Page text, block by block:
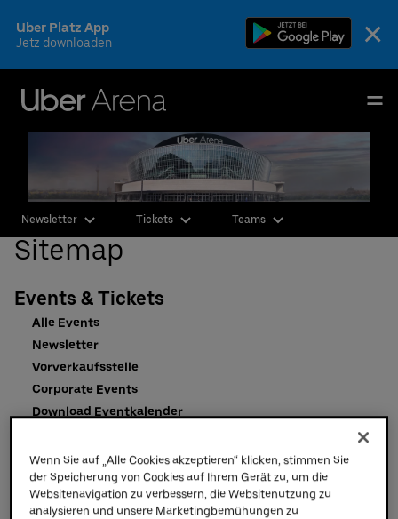
to
content
Tickets
×
Uber Platz App
Jetz downloaden
English
Events & Tickets
Die Arena
CSR & Nachhaltigkeit
Partner
Newsletter Tickets Teams
Sitemap
Events & Tickets
Alle Events
Newsletter
Vorverkaufsstelle
Corporate Events
Download Eventkalender
AEG Premium
Was ist AEG Premium
Wenn Sie auf „Alle Cookies akzeptieren“ klicken, stimmen Sie
der Speicherung von Cookies auf Ihrem Gerät zu, um die
Websitenavigation zu verbessern, die Websitenutzung zu
analysieren und unsere Marketingbemühungen zu